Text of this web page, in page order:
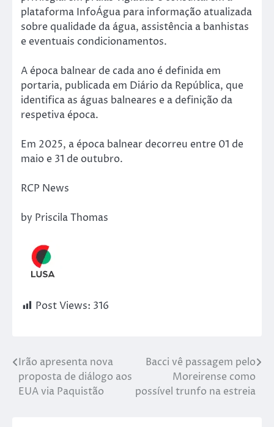
plataforma InfoÁgua para informação atualizada
sobre qualidade da água, assistência a banhistas
e eventuais condicionamentos.
A época balnear de cada ano é definida em
portaria, publicada em Diário da República, que
identifica as águas balneares e a definição da
respetiva época.
Em 2025, a época balnear decorreu entre 01 de
maio e 31 de outubro.
RCP News
by Priscila Thomas
Post Views: 316
Irão apresenta nova
proposta de diálogo aos
EUA via Paquistão
Bacci vê passagem pelo
Moreirense como
possível trunfo na estreia